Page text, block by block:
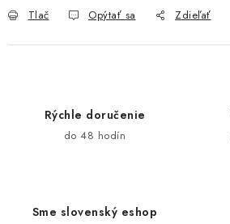
Tlač Opýtať sa Zdieľať
Rýchle doručenie
do 48 hodín
Sme slovenský eshop